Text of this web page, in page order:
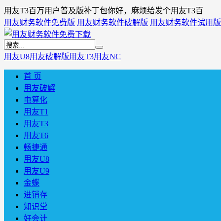
用友T3百万用户普及版补丁包你好，麻烦给发个用友T3百
用友财务软件免费版 用友财务软件破解版 用友财务软件试用版
用友U8用友破解版用友T3用友NC
首 页
用友破解
电算化
用友T1
用友T3
用友T6
畅捷通
用友U8
用友U9
金蝶
进销存
知识堂
好会计